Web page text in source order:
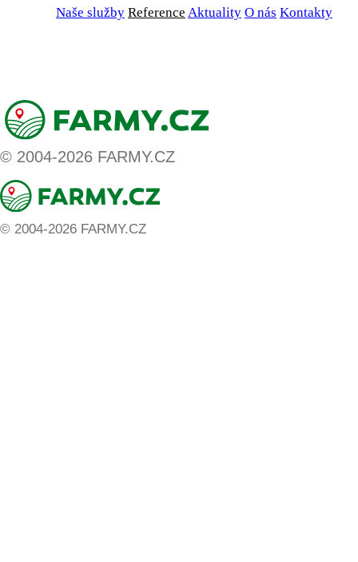
Naše služby Reference Aktuality O nás Kontakty
© 2004-2026 FARMY.CZ
© 2004-2026 FARMY.CZ